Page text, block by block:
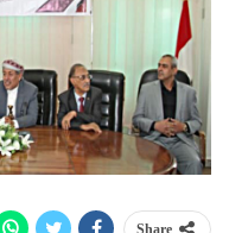
Share